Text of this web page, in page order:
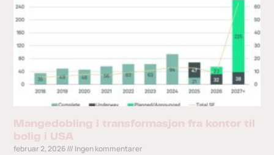
Mangedobling i transformasjon fra kontor til
bolig i USA
februar 2, 2026 Ingen kommentarer